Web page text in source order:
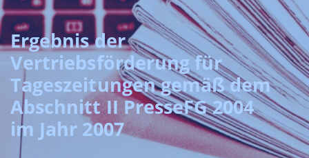
Ergebnis der
Vertriebsförderung für
Tageszeitungen gemäß dem
Abschnitt II PresseFG 2004
im Jahr 2007